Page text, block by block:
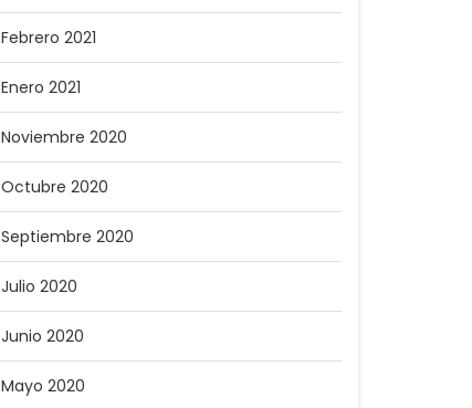
Febrero 2021
Enero 2021
Noviembre 2020
Octubre 2020
Septiembre 2020
Julio 2020
Junio 2020
Mayo 2020